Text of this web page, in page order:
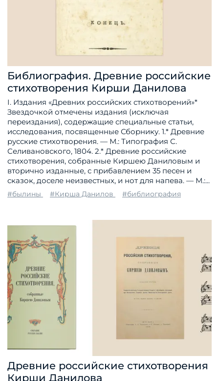
Библиография. Древние российские
стихотворения Кирши Данилова
I. Издания «Древних российских стихотворений»*
Звездочкой отмечены издания (исключая
переиздания), содержащие специальные статьи,
исследования, посвященные Сборнику. 1.* Древние
русские стихотворения. — М.: Типография С.
Селивановского, 1804. 2.* Древние российские
стихотворения, собранные Киршею Даниловым и
вторично изданные, с прибавлением 35 песен и
сказок, доселе неизвестных, и нот для напева. — М.:...
#былины #Кирша Данилов #библиография
Древние российские стихотворения
Кирши Данилова